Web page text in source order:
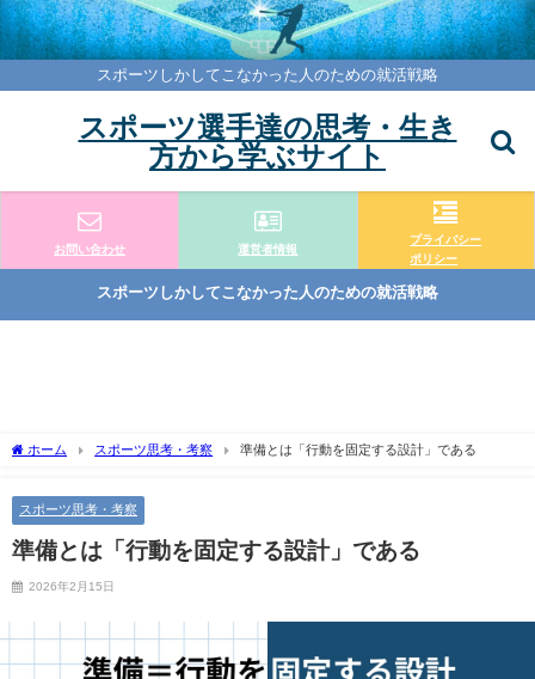
スポーツしかしてこなかった人のための就活戦略
スポーツ選手達の思考・生き
方から学ぶサイト
お問い合わせ 運営者情報
プライバシー
ポリシー
スポーツしかしてこなかった人のための就活戦略
ホーム スポーツ思考・考察 準備とは「行動を固定する設計」である
スポーツ思考・考察
準備とは「行動を固定する設計」である
2026年2月15日